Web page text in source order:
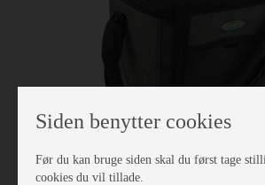
Siden benytter cookies
Før du kan bruge siden skal du først tage
cookies du vil tillade.